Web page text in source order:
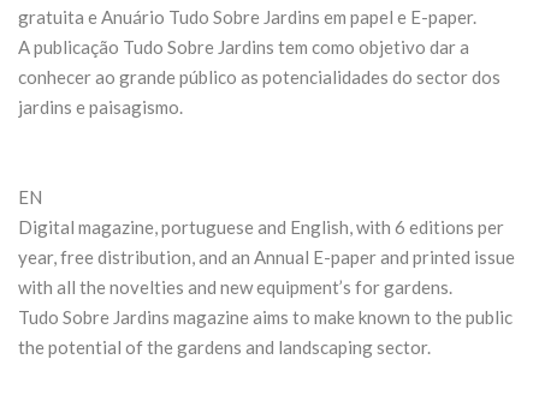
gratuita e Anuário Tudo Sobre Jardins em papel e E-paper.
A publicação Tudo Sobre Jardins tem como objetivo dar a
conhecer ao grande público as potencialidades do sector dos
jardins e paisagismo.
EN
Digital magazine, portuguese and English, with 6 editions per
year, free distribution, and an Annual E-paper and printed issue
with all the novelties and new equipment’s for gardens.
Tudo Sobre Jardins magazine aims to make known to the public
the potential of the gardens and landscaping sector.